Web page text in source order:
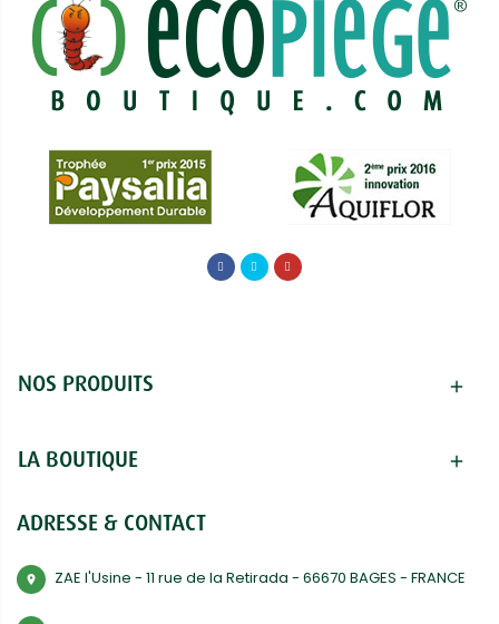
NOS PRODUITS add
LA BOUTIQUE add
ADRESSE & CONTACT
room ZAE l'Usine - 11 rue de la Retirada - 66670 BAGES - FRANCE